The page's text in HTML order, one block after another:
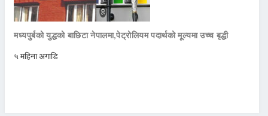
मध्यपुर्बको युद्धको बाछिटा नेपालमा,पेट्रोलियम पदार्थको मूल्यमा उच्च बृद्धी
५ महिना अगाडि